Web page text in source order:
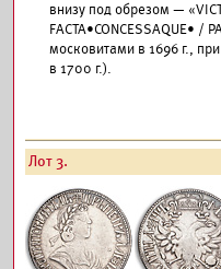
внизу под обрезом —
FACTA•CONCESSAQUE• /
московитами в 1696 г.,
в 1700 г.).
Лот 3.